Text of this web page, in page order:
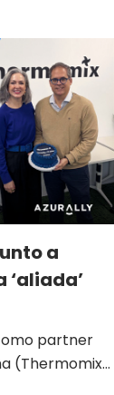
a
partner
(Thermomix)